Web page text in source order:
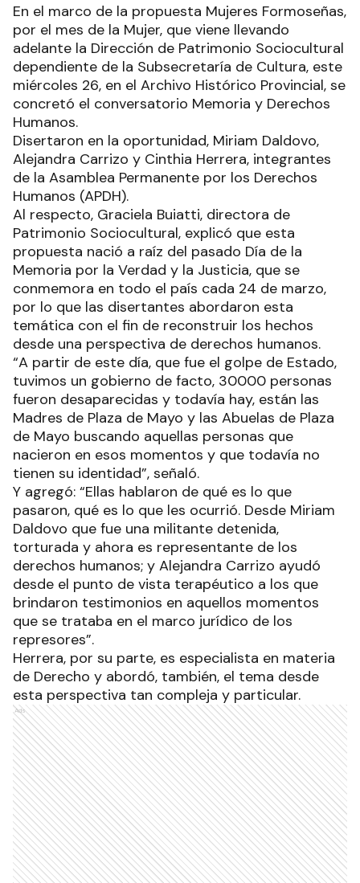
En el marco de la propuesta Mujeres Formoseñas,
por el mes de la Mujer, que viene llevando
adelante la Dirección de Patrimonio Sociocultural
dependiente de la Subsecretaría de Cultura, este
miércoles 26, en el Archivo Histórico Provincial, se
concretó el conversatorio Memoria y Derechos
Humanos.
Disertaron en la oportunidad, Miriam Daldovo,
Alejandra Carrizo y Cinthia Herrera, integrantes
de la Asamblea Permanente por los Derechos
Humanos (APDH).
Al respecto, Graciela Buiatti, directora de
Patrimonio Sociocultural, explicó que esta
propuesta nació a raíz del pasado Día de la
Memoria por la Verdad y la Justicia, que se
conmemora en todo el país cada 24 de marzo,
por lo que las disertantes abordaron esta
temática con el fin de reconstruir los hechos
desde una perspectiva de derechos humanos.
“A partir de este día, que fue el golpe de Estado,
tuvimos un gobierno de facto, 30000 personas
fueron desaparecidas y todavía hay, están las
Madres de Plaza de Mayo y las Abuelas de Plaza
de Mayo buscando aquellas personas que
nacieron en esos momentos y que todavía no
tienen su identidad”, señaló.
Y agregó: “Ellas hablaron de qué es lo que
pasaron, qué es lo que les ocurrió. Desde Miriam
Daldovo que fue una militante detenida,
torturada y ahora es representante de los
derechos humanos; y Alejandra Carrizo ayudó
desde el punto de vista terapéutico a los que
brindaron testimonios en aquellos momentos
que se trataba en el marco jurídico de los
represores”.
Herrera, por su parte, es especialista en materia
de Derecho y abordó, también, el tema desde
esta perspectiva tan compleja y particular.
Ads